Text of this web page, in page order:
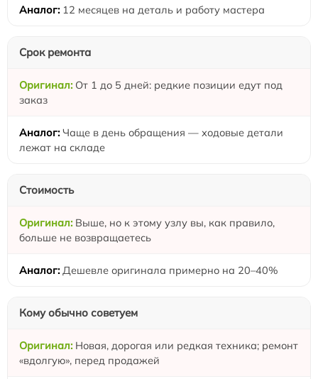
12 месяцев на деталь и работу мастера
Срок ремонта
От 1 до 5 дней: редкие позиции едут под
заказ
Чаще в день обращения — ходовые детали
лежат на складе
Стоимость
Выше, но к этому узлу вы, как правило,
больше не возвращаетесь
Дешевле оригинала примерно на 20–40%
Кому обычно советуем
Новая, дорогая или редкая техника; ремонт
«вдолгую», перед продажей